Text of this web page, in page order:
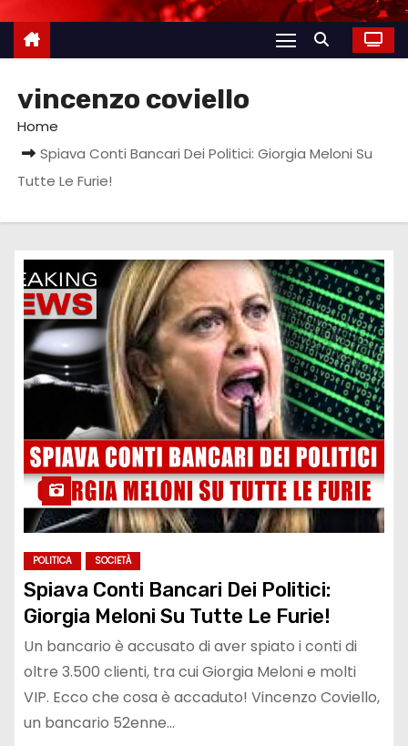
vincenzo coviello
Home
Spiava Conti Bancari Dei Politici: Giorgia Meloni Su
Tutte Le Furie!
POLITICA SOCIETÀ
Spiava Conti Bancari Dei Politici:
Giorgia Meloni Su Tutte Le Furie!
Un bancario è accusato di aver spiato i conti di
oltre 3.500 clienti, tra cui Giorgia Meloni e molti
VIP. Ecco che cosa è accaduto! Vincenzo Coviello,
un bancario 52enne…